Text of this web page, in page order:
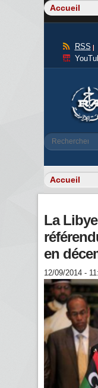
RSS
Rechercher
La
en
12/09/2014 -